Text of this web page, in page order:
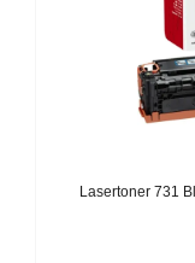
Lasertoner 731